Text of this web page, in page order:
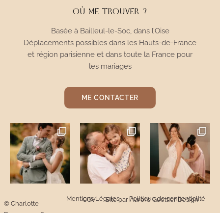
OÙ ME TROUVER ?
Basée à Bailleul-le-Soc, dans l’Oise
Déplacements possibles dans les Hauts-de-France
et région parisienne et dans toute la France pour
les mariages
ME CONTACTER
© Charlotte
Mentions Légales Politique de confientialité
CGV Site par Aurore Guettier Design